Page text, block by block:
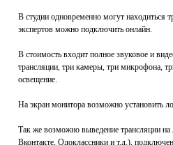
В студии одновременно могут находиться
экспертов можно подключить онлайн.
В стоимость входит полное звуковое и
трансляции, три камеры, три микрофона,
освещение.
На экран монитора возможно установить
Так же возможно выведение трансляции
Вконтакте, Одоклассники и т.д.),